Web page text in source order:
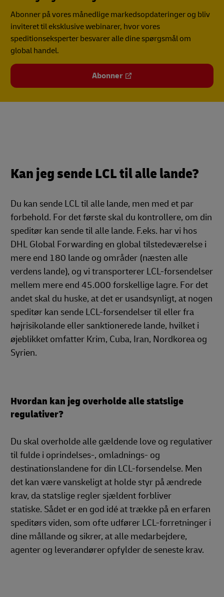
Abonner på vores månedlige markedsopdateringer og bliv
inviteret til eksklusive webinarer, hvor vores
speditionseksperter besvarer alle dine spørgsmål om
global handel.
Abonner
Kan jeg sende LCL til alle lande?
Du kan sende LCL til alle lande, men med et par
forbehold. For det første skal du kontrollere, om din
speditør kan sende til alle lande. F.eks. har vi hos
DHL Global Forwarding en global tilstedeværelse i
mere end 180 lande og områder (næsten alle
verdens lande), og vi transporterer LCL-forsendelser
mellem mere end 45.000 forskellige lagre. For det
andet skal du huske, at det er usandsynligt, at nogen
speditør kan sende LCL-forsendelser til eller fra
højrisikolande eller sanktionerede lande, hvilket i
øjeblikket omfatter Krim, Cuba, Iran, Nordkorea og
Syrien.
Hvordan kan jeg overholde alle statslige
regulativer?
Du skal overholde alle gældende love og regulativer
til fulde i oprindelses-, omladnings- og
destinationslandene for din LCL-forsendelse. Men
det kan være vanskeligt at holde styr på ændrede
krav, da statslige regler sjældent forbliver
statiske. Sådet er en god idé at trække på en erfaren
speditørs viden, som ofte udfører LCL-forretninger i
dine mållande og sikrer, at alle medarbejdere,
agenter og leverandører opfylder de seneste krav.